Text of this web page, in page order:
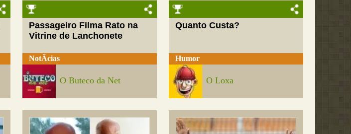
Passageiro Filma Rato na
Vitrine de Lanchonete
NotÃ­cias
O Buteco da Net
Quanto Custa?
Humor
O Loxa